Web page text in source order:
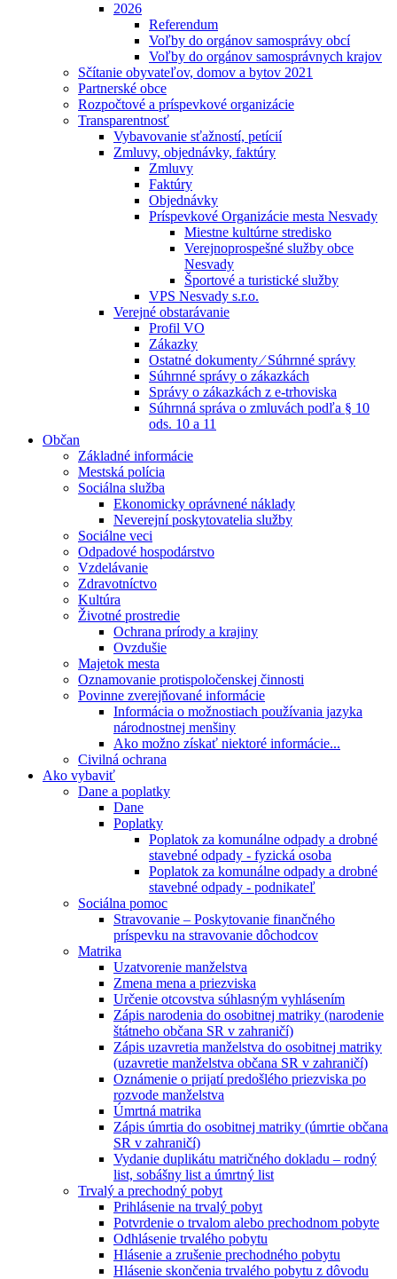
2026
Referendum
Voľby do orgánov samosprávy obcí
Voľby do orgánov samosprávnych krajov
Sčítanie obyvateľov, domov a bytov 2021
Partnerské obce
Rozpočtové a príspevkové organizácie
Transparentnosť
Vybavovanie sťažností, petícií
Zmluvy, objednávky, faktúry
Zmluvy
Faktúry
Objednávky
Príspevkové Organizácie mesta Nesvady
Miestne kultúrne stredisko
Verejnoprospešné služby obce
Nesvady
Športové a turistické služby
VPS Nesvady s.r.o.
Verejné obstarávanie
Profil VO
Zákazky
Ostatné dokumenty ⁄ Súhrnné správy
Súhrnné správy o zákazkách
Správy o zákazkách z e-trhoviska
Súhrnná správa o zmluvách podľa § 10
ods. 10 a 11
Občan
Základné informácie
Mestská polícia
Sociálna služba
Ekonomicky oprávnené náklady
Neverejní poskytovatelia služby
Sociálne veci
Odpadové hospodárstvo
Vzdelávanie
Zdravotníctvo
Kultúra
Životné prostredie
Ochrana prírody a krajiny
Ovzdušie
Majetok mesta
Oznamovanie protispoločenskej činnosti
Povinne zverejňované informácie
Informácia o možnostiach používania jazyka
národnostnej menšiny
Ako možno získať niektoré informácie...
Civilná ochrana
Ako vybaviť
Dane a poplatky
Dane
Poplatky
Poplatok za komunálne odpady a drobné
stavebné odpady - fyzická osoba
Poplatok za komunálne odpady a drobné
stavebné odpady - podnikateľ
Sociálna pomoc
Stravovanie – Poskytovanie finančného
príspevku na stravovanie dôchodcov
Matrika
Uzatvorenie manželstva
Zmena mena a priezviska
Určenie otcovstva súhlasným vyhlásením
Zápis narodenia do osobitnej matriky (narodenie
štátneho občana SR v zahraničí)
Zápis uzavretia manželstva do osobitnej matriky
(uzavretie manželstva občana SR v zahraničí)
Oznámenie o prijatí predošlého priezviska po
rozvode manželstva
Úmrtná matrika
Zápis úmrtia do osobitnej matriky (úmrtie občana
SR v zahraničí)
Vydanie duplikátu matričného dokladu – rodný
list, sobášny list a úmrtný list
Trvalý a prechodný pobyt
Prihlásenie na trvalý pobyt
Potvrdenie o trvalom alebo prechodnom pobyte
Odhlásenie trvalého pobytu
Hlásenie a zrušenie prechodného pobytu
Hlásenie skončenia trvalého pobytu z dôvodu